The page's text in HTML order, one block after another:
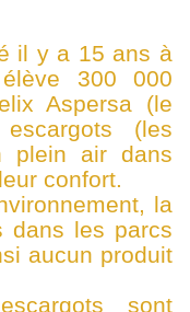
il y a 15 ans à
300 000
Aspersa (le
(les
plein air dans
confort.
la
dans les parcs
aucun produit
sont